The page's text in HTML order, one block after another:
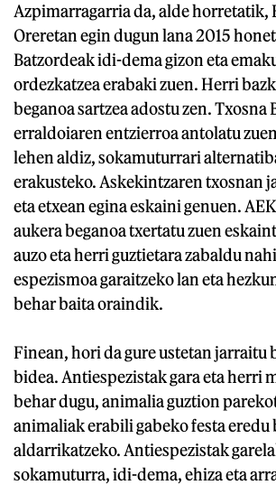
Azpimarragarria da, alde horretatik,
Oreretan egin dugun lana 2015
Batzordeak idi-dema gizon eta
ordezkatzea erabaki zuen. Herri
beganoa sartzea adostu zen. Txosna
erraldoiaren entzierroa antolatu
lehen aldiz, sokamuturrari
erakusteko. Askekintzaren txosnan
eta etxean egina eskaini genuen.
aukera beganoa txertatu zuen
auzo eta herri guztietara zabaldu
espezismoa garaitzeko lan eta
behar baita oraindik.
Finean, hori da gure ustetan jarraitu
bidea. Antiespezistak gara eta herri
behar dugu, animalia guztion
animaliak erabili gabeko festa eredu
aldarrikatzeko. Antiespezistak
sokamuturra, idi-dema, ehiza eta